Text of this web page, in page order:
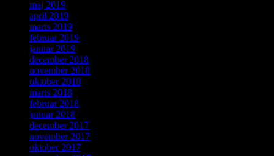
maj 2019
april 2019
marts 2019
februar 2019
januar 2019
december 2018
november 2018
oktober 2018
marts 2018
februar 2018
januar 2018
december 2017
november 2017
oktober 2017